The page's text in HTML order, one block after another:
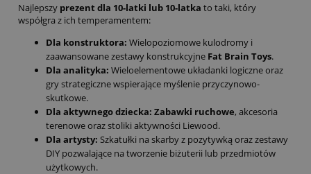
Najlepszy prezent dla 10-latki lub 10-latka to taki, który
współgra z ich temperamentem:
Dla konstruktora: Wielopoziomowe kulodromy i
zaawansowane zestawy konstrukcyjne Fat Brain Toys.
Dla analityka: Wieloelementowe układanki logiczne oraz
gry strategiczne wspierające myślenie przyczynowo-
skutkowe.
Dla aktywnego dziecka: Zabawki ruchowe, akcesoria
terenowe oraz stoliki aktywności Liewood.
Dla artysty: Szkatułki na skarby z pozytywką oraz zestawy
DIY pozwalające na tworzenie biżuterii lub przedmiotów
użytkowych.